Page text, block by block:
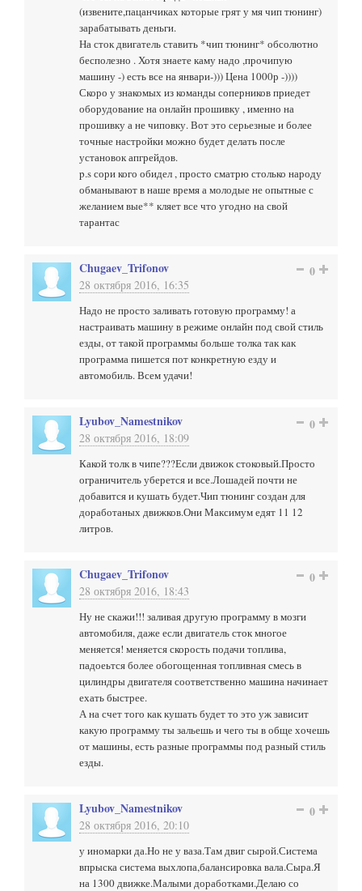
(извените,пацанчиках которые грят у мя чип тюнинг)
зарабатывать деньги.
На сток двигатель ставить *чип тюнинг* обсолютно
бесполезно . Хотя знаете каму надо ,прочипую
машину -) есть все на январи-))) Цена 1000р -))))
Скоро у знакомых из команды соперников приедет
оборудование на онлайн прошивку , именно на
прошивку а не чиповку. Вот это серьезные и более
точные настройки можно будет делать после
установок апгрейдов.
p.s сори кого обидел , просто сматрю столько народу
обманывают в наше время а молодые не опытные с
желанием вые** кляет все что угодно на свой
тарантас
Chugaev_Trifonov
28 октября 2016, 16:35
0
Надо не просто заливать готовую программу! а
настраивать машину в режиме онлайн под свой стиль
езды, от такой программы больше толка так как
программа пишется пот конкретную езду и
автомобиль. Всем удачи!
Lyubov_Namestnikov
28 октября 2016, 18:09
0
Какой толк в чипе???Если движок стоковый.Просто
ограничитель уберется и все.Лошадей почти не
добавится и кушать будет.Чип тюнинг создан для
доработаных движков.Они Максимум едят 11 12
литров.
Chugaev_Trifonov
28 октября 2016, 18:43
0
Ну не скажи!!! заливая другую программу в мозги
автомобиля, даже если двигатель сток многое
меняется! меняется скорость подачи топлива,
падоеьтся более обогощенная топливная смесь в
цилиндры двигателя соответственно машина начинает
ехать быстрее.
А на счет того как кушать будет то это уж зависит
какую программу ты зальешь и чего ты в обще хочешь
от машины, есть разные программы под разный стиль
езды.
Lyubov_Namestnikov
28 октября 2016, 20:10
0
у иномарки да.Но не у ваза.Там двиг сырой.Система
впрыска система выхлопа,балансировка вала.Сыра.Я
на 1300 движке.Малыми доработками.Делаю со